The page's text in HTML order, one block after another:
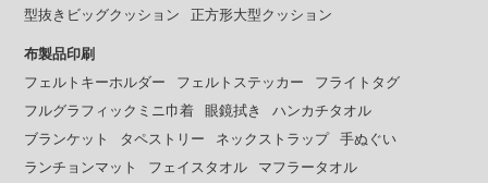
型抜きビッグクッション
正方形大型クッション
布製品印刷
フェルトキーホルダー
フェルトステッカー
フライトタグ
フルグラフィックミニ巾着
眼鏡拭き
ハンカチタオル
ブランケット
タペストリー ネックストラップ
手ぬぐい
ランチョンマット
フェイスタオル
マフラータオル